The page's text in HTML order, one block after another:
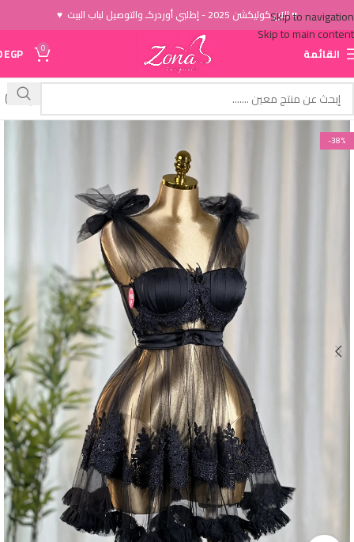
Skip to navigation
Skip to main content
♥ الاَن كوليكشن 2025 - إطلبي أوردركـ والتوصيل لباب البيت ♥
القائمة 0
EGP
-38%